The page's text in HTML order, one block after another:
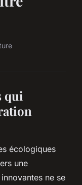
qui
écologiques
une
ne se